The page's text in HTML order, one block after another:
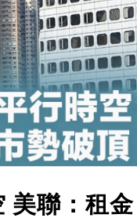
美聯：租金